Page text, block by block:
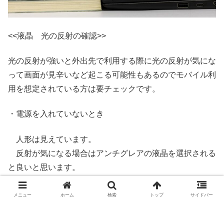
<<液晶 光の反射の確認>>
光の反射が強いと外出先で利用する際に光の反射が気にな
って画面が見辛いなど起こる可能性もあるのでモバイル利
用を想定されている方は要チェックです。
・電源を入れていないとき
人形は見えています。
反射が気になる場合はアンチグレアの液晶を選択される
と良いと思います。
メニュー ホーム 検索 トップ サイドバー